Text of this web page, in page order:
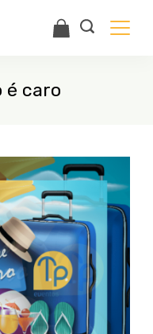
é caro